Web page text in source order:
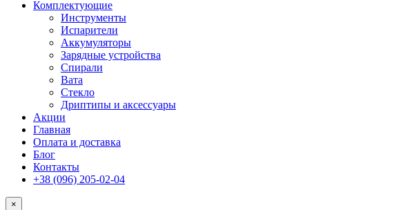
Комплектующие
Инструменты
Испарители
Аккумуляторы
Зарядные устройства
Спирали
Вата
Стекло
Дриптипы и аксессуары
Акции
Главная
Оплата и доставка
Блог
Контакты
+38 (096) 205-02-04
×